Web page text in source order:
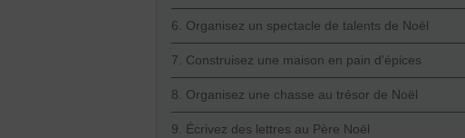
6. Organisez un spectacle de talents de Noël
7. Construisez une maison en pain d'épices
8. Organisez une chasse au trésor de Noël
9. Écrivez des lettres au Père Noël